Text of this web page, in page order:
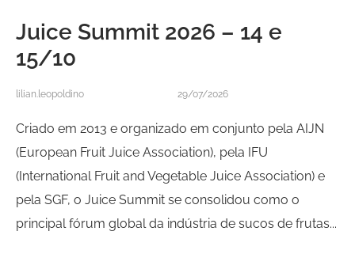
Juice Summit 2026 – 14 e
15/10
lilian.leopoldino 29/07/2026
Criado em 2013 e organizado em conjunto pela AIJN
(European Fruit Juice Association), pela IFU
(International Fruit and Vegetable Juice Association) e
pela SGF, o Juice Summit se consolidou como o
principal fórum global da indústria de sucos de frutas...